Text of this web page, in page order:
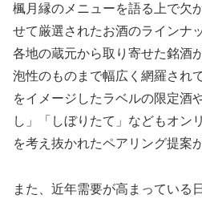
楓月縁のメニューを語る上で欠
せて厳選されたお酒のラインナ
各地の蔵元から取り寄せた銘酒
泡性のものまで幅広く網羅され
をイメージしたラベルの限定酒
し」「しぼりたて」などもオン
を考え抜かれたペアリング提案
また、近年需要が高まっている